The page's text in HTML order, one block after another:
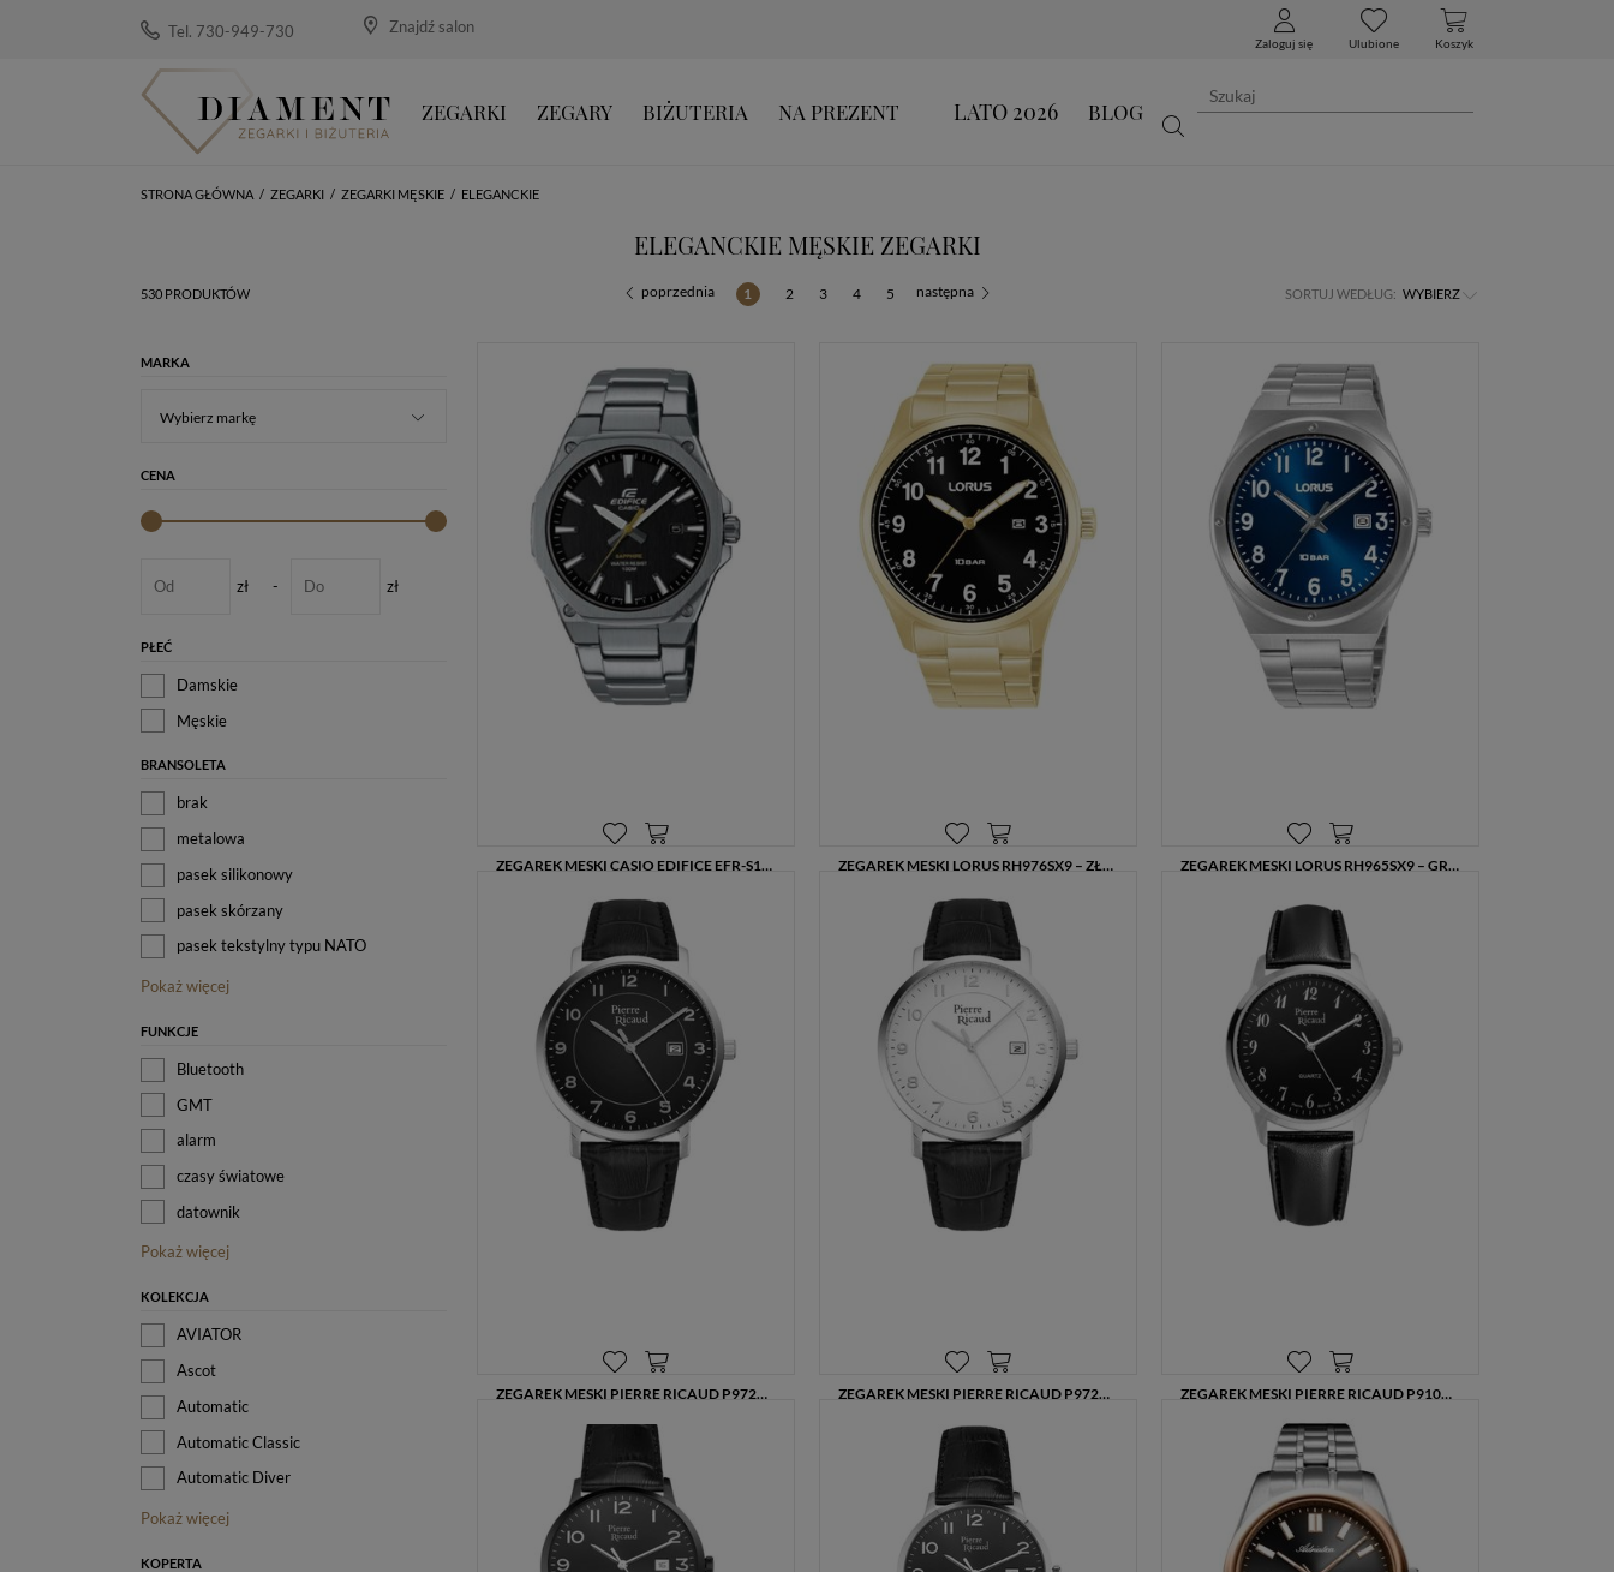
Tel. 730-949-730 Znajdź salon
Zaloguj się Ulubione Koszyk
ZEGARKI ZEGARY BIŻUTERIA NA PREZENT LATO 2026 BLOG
STRONA GŁÓWNA / ZEGARKI / ZEGARKI MĘSKIE / ELEGANCKIE
ELEGANCKIE MĘSKIE ZEGARKI
530 PRODUKTÓW poprzednia 1 2 3 4 5 następna SORTUJ WEDŁUG: WYBIERZ
MARKA
Wybierz markę
CENA
zł - zł
PŁEĆ
Damskie
Męskie
BRANSOLETA
brak
metalowa
pasek silikonowy
pasek skórzany
pasek tekstylny typu NATO
Pokaż więcej
FUNKCJE
Bluetooth
GMT
alarm
czasy światowe
datownik
Pokaż więcej
KOLEKCJA
AVIATOR
Ascot
Automatic
Automatic Classic
Automatic Diver
Pokaż więcej
KOPERTA
ZEGAREK MĘSKI CASIO EDIFICE EFR-S108D-1AVUEF SZAFIROWE SZKŁO STALOWY 100M
649,00 zł
ZEGAREK MĘSKI LORUS RH976SX9 – ZŁOTY Z CZARNĄ TARCZĄ, DATOWNIK, 100M
389,00 zł
ZEGAREK MĘSKI LORUS RH965SX9 – GRANATOWA TARCZA, STALOWA BRANSOLETA, DATOWNIK, 100M
ZEGAREK MĘSKI PIERRE RICAUD P97229.5224XLQ CZARNA TARCZA CZYTELNY SKÓRZANY PASEK DATOWNIK
325,00 zł
ZEGAREK MĘSKI PIERRE RICAUD P97229.5223XLQ JASNA SREBRNA TARCZA SKÓRZANY PASEK DATOWNIK 42 MM
325,00 zł
ZEGAREK MĘSKI PIERRE RICAUD P91090.5224Q CZARNA TARCZA SZAFIROWE SZKŁO SKÓRZANY PASEK
289,00 zł